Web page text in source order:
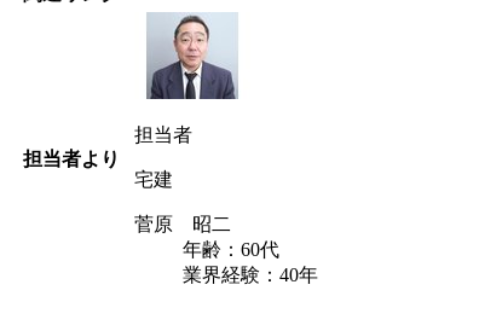
担当者より
担当者
宅建
菅原 昭二
年齢：60代
業界経験：40年